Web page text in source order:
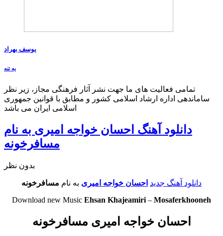
یوسف بهراد
یه تنه
تمامی فعالیت های ما جهت نشر آثار فرهنگی مجاز، زیر نظر
ساماندهی اداره ارشاد اسلامی کشور و مطابق با قوانین جمهوری
اسلامی ایران می باشد
دانلود آهنگ احسان خواجه امیری به نام
مسافرخونه
بدون نظر
دانلود آهنگ جدید احسان خواجه امیری به نام مسافرخونه
Download new Music Ehsan Khajeamiri – Mosaferkhooneh
احسان خواجه امیری مسافرخونه